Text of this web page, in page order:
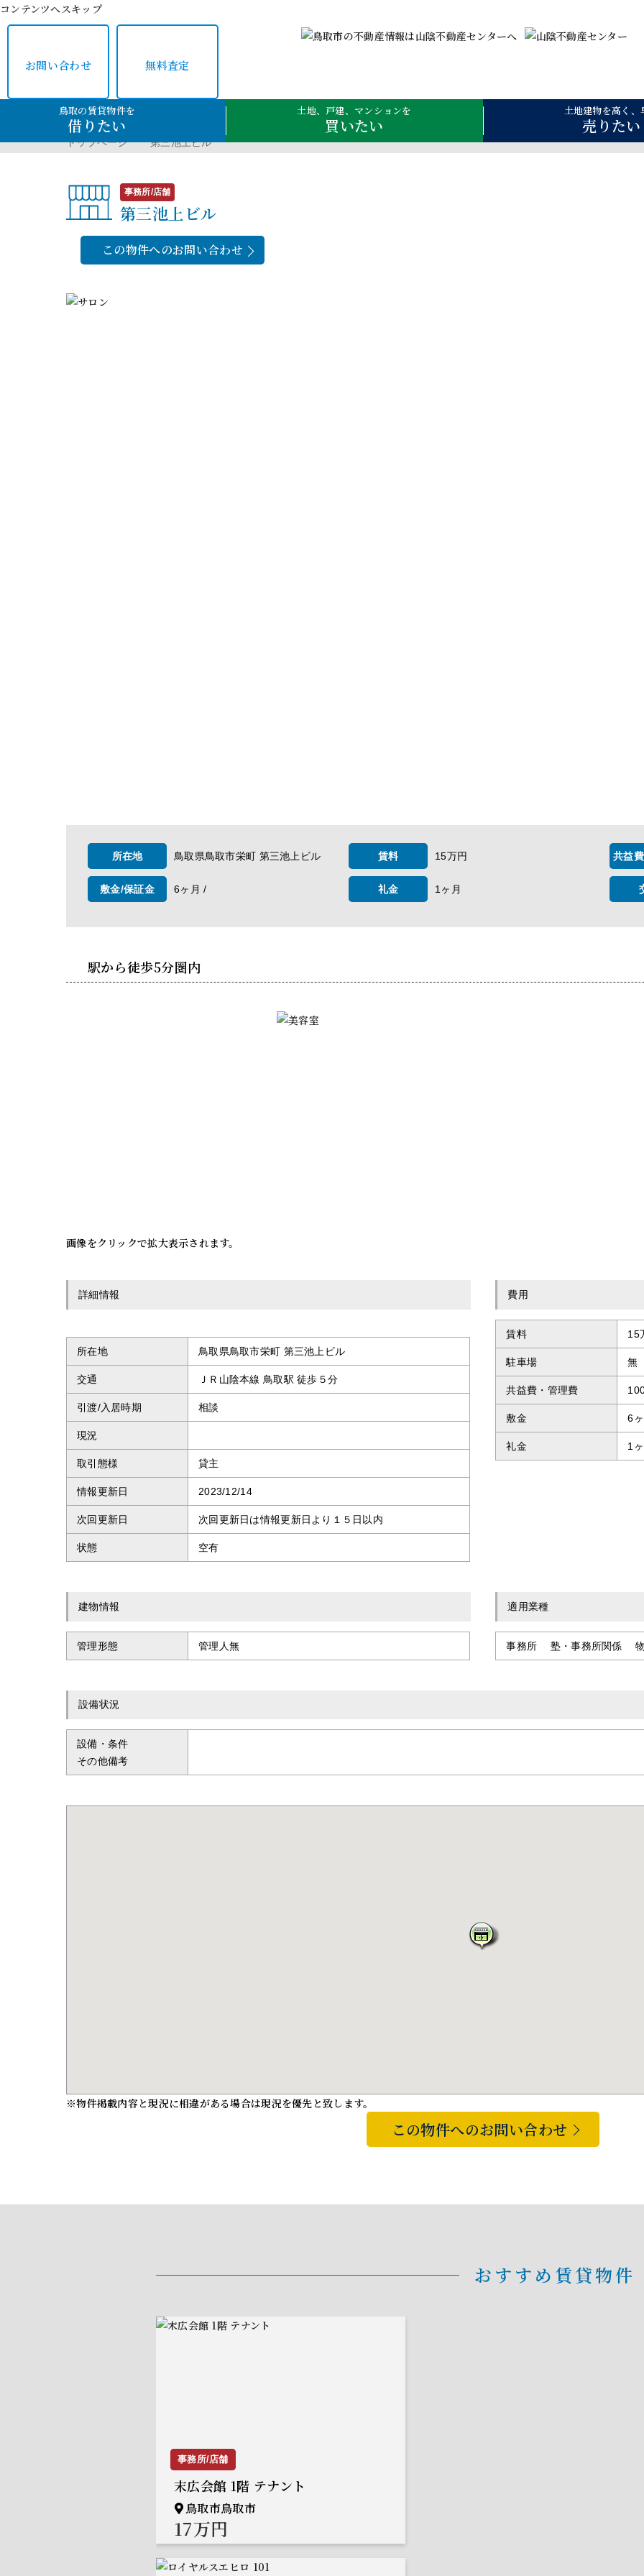
コンテンツへスキップ
お問い合わせ 無料査定
鳥取の賃貸物件を
借りたい
土地、戸建、マンションを
買いたい
土地建物を高く、
売りたい
トップページ 第三池上ビル
事務所/店舗
第三池上ビル
この物件へのお問い合わせ
所在地 鳥取県鳥取市栄町 第三池上ビル 賃料 15万円 共益
敷金/保証金 6ヶ月 / 礼金 1ヶ月
駅から徒歩5分圏内
画像をクリックで拡大表示されます。
詳細情報
所在地 鳥取県鳥取市栄町 第三池上ビル
交通 ＪＲ山陰本線 鳥取駅 徒歩５分
引渡/入居時期 相談
現況
取引態様 貸主
情報更新日 2023/12/14
次回更新日 次回更新日は情報更新日より１５日以内
状態 空有
費用
賃料 15
駐車場 無
共益費・管理費
敷金 6
礼金 1
建物情報
管理形態 管理人無
適用業種
事務所 塾・事務所関係
設備状況
設備・条件
その他備考
※物件掲載内容と現況に相違がある場合は現況を優先と致します。
この物件へのお問い合わせ
おすすめ賃貸物件
末広会館 1階 テナント
鳥取市鳥取市
事務所/店舗
17万円
事務所/店舗